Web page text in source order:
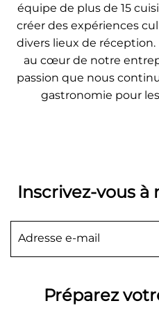
équipe de plus de 15
créer des expériences
divers lieux de réception.
au cœur de notre
passion que nous
gastronomie pour
Inscrivez-vous
Préparez